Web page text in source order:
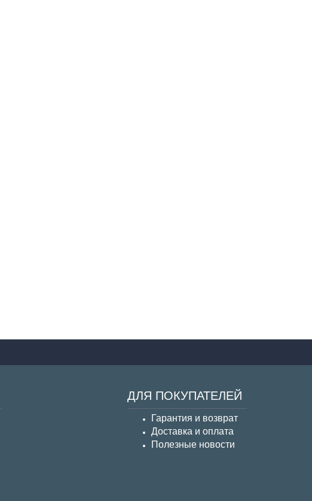
ДЛЯ ПОКУПАТЕЛЕЙ
Гарантия и возврат
Доставка и оплата
Полезные новости